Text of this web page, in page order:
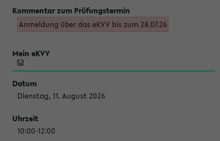
Anmeldung über das eKVV bis zum 28.07.26
Dienstag, 11. August 2026
10:00-12:00